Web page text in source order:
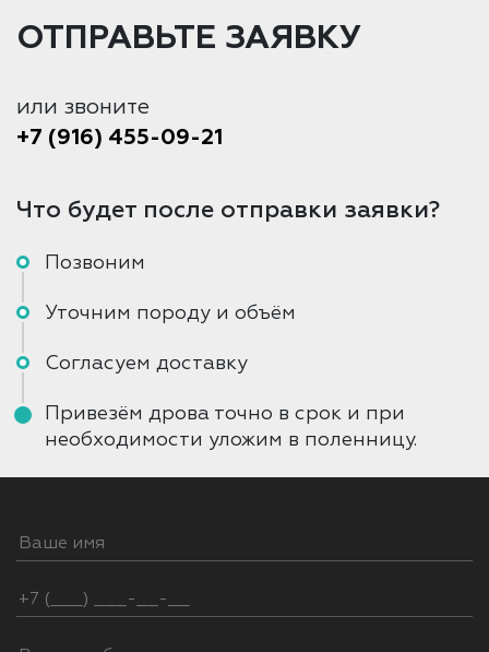
ОТПРАВЬТЕ ЗАЯВКУ
или звоните
+7 (916) 455-09-21
Что будет после отправки заявки?
Позвоним
Уточним породу и объём
Согласуем доставку
Привезём дрова точно в срок и при
необходимости уложим в поленницу.